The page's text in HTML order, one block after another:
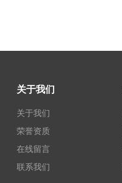
关于我们
关于我们
荣誉资质
在线留言
联系我们